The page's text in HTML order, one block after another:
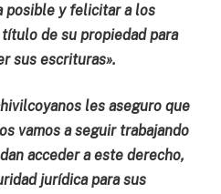
posible y felicitar a los
de su propiedad para
sus escrituras».
les aseguro que
vamos a seguir trabajando
acceder a este derecho,
jurídica para sus